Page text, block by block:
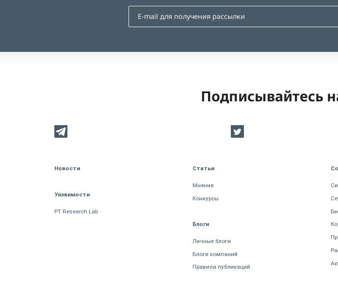
Подписывайтесь
Новости
Уязвимости
PT Research Lab
Статьи
Мнения
Конкурсы
Блоги
Личные блоги
Блоги компаний
Правила публикаций